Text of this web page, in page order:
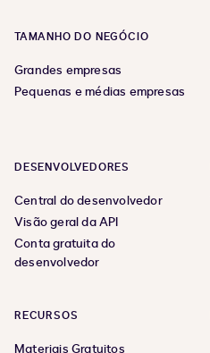
TAMANHO DO NEGÓCIO
Grandes empresas
Pequenas e médias empresas
DESENVOLVEDORES
Central do desenvolvedor
Visão geral da API
Conta gratuita do
desenvolvedor
RECURSOS
Materiais Gratuitos